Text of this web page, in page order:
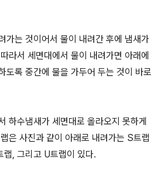
가는 것이어서 물이 내려간 후에 냄새가
라서 세면대에서 물이 내려가면 아래에
도록 중간에 물을 가두어 두는 것이 바로
하수냄새가 세면대로 올라오지 못하게
은 사진과 같이 아래로 내려가는 S트랩
랩, 그리고 U트랩이 있다.